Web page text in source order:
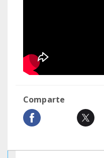
Comparte